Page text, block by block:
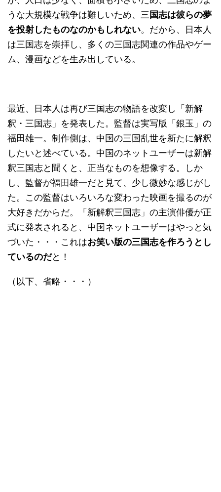
うな大規模な戦争は難しいため、三国志は彼らの夢
を投射したものなのかもしれない。だから、日本人
は三国志を崇拝し、多くの三国志関連の作品やゲー
ム、漫画などを生み出している。
最近、日本人は再び三国志の物語を改変し「新解
釈・三国志」を発表した。監督は実写版「銀玉」の
福田雄一。制作側は、中国の三国乱世を新たに解釈
したいと述べている。中国のネットユーザーは新解
釈三国志と聞くと、正当なものを想像する。しか
し、監督が福田雄一だと見て、少し微妙な感じがし
た。この監督はいろいろな変わった映画を撮るのが
大好きだからだ。「新解釈三国志」の主演俳優が正
式に発表されると、中国ネットユーザーはやっと気
づいた・・・これはお笑い版の三国志を作ろうとし
ているのだと！
（以下、省略・・・）